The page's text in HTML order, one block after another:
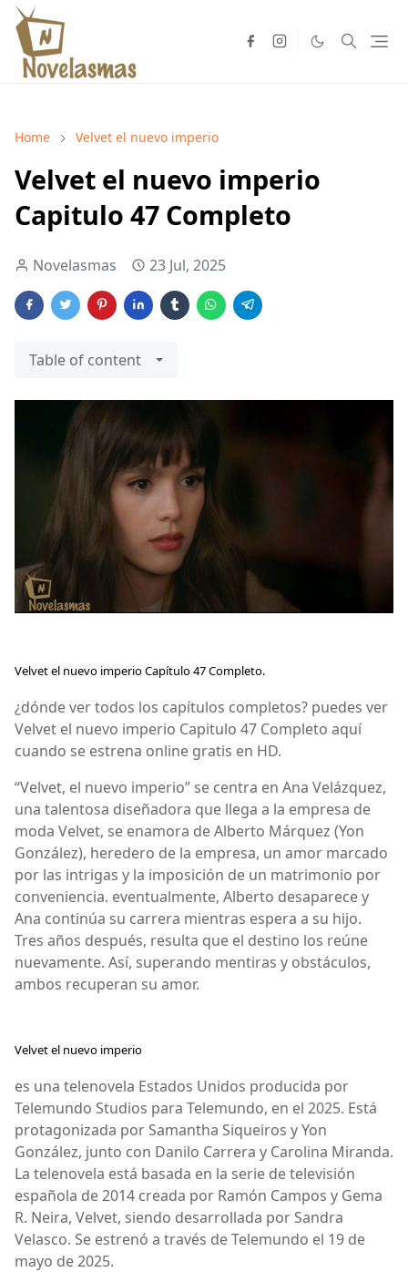
Home Velvet el nuevo imperio
Velvet el nuevo imperio
Capitulo 47 Completo
Novelasmas 23 Jul, 2025
Table of content
Velvet el nuevo imperio Capítulo 47 Completo.
¿dónde ver todos los capítulos completos? puedes ver
Velvet el nuevo imperio Capitulo 47 Completo aquí
cuando se estrena online gratis en HD.
“Velvet, el nuevo imperio” se centra en Ana Velázquez,
una talentosa diseñadora que llega a la empresa de
moda Velvet, se enamora de Alberto Márquez (Yon
González), heredero de la empresa, un amor marcado
por las intrigas y la imposición de un matrimonio por
conveniencia. eventualmente, Alberto desaparece y
Ana continúa su carrera mientras espera a su hijo.
Tres años después, resulta que el destino los reúne
nuevamente. Así, superando mentiras y obstáculos,
ambos recuperan su amor.
Velvet el nuevo imperio
es una telenovela Estados Unidos producida por
Telemundo Studios para Telemundo, en el 2025. Está
protagonizada por Samantha Siqueiros y Yon
González, junto con Danilo Carrera y Carolina Miranda.
La telenovela está basada en la serie de televisión
española de 2014 creada por Ramón Campos y Gema
R. Neira, Velvet, siendo desarrollada por Sandra
Velasco. Se estrenó a través de Telemundo el 19 de
mayo de 2025.